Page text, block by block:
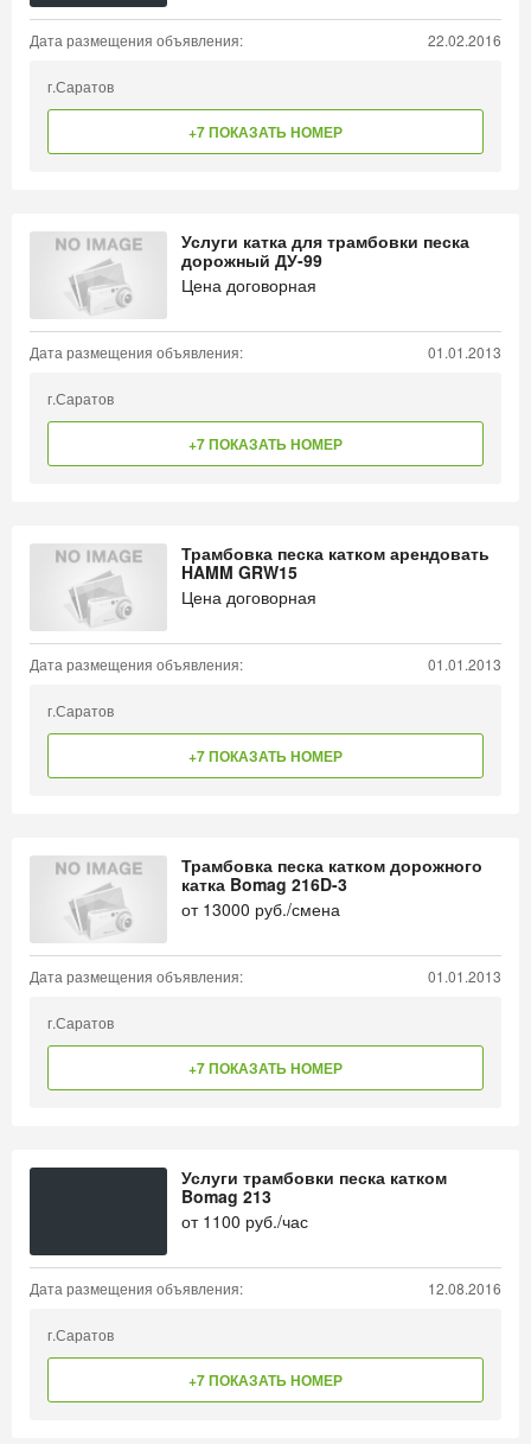
Дата размещения объявления: 22.02.2016
г.Саратов
+7 ПОКАЗАТЬ НОМЕР
Услуги катка для трамбовки песка
дорожный ДУ-99
Цена договорная
Дата размещения объявления: 01.01.2013
г.Саратов
+7 ПОКАЗАТЬ НОМЕР
Трамбовка песка катком арендовать
HAMM GRW15
Цена договорная
Дата размещения объявления: 01.01.2013
г.Саратов
+7 ПОКАЗАТЬ НОМЕР
Трамбовка песка катком дорожного
катка Bomag 216D-3
от 13000 руб./смена
Дата размещения объявления: 01.01.2013
г.Саратов
+7 ПОКАЗАТЬ НОМЕР
Услуги трамбовки песка катком
Bomag 213
от 1100 руб./час
Дата размещения объявления: 12.08.2016
г.Саратов
+7 ПОКАЗАТЬ НОМЕР